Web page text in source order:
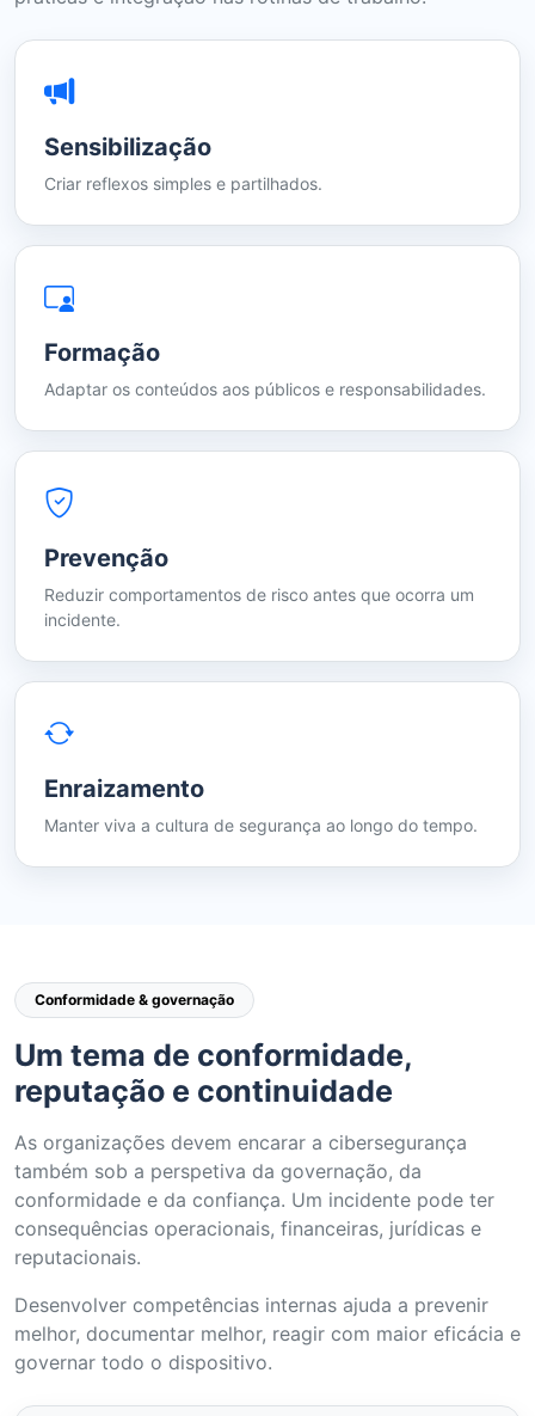
Sensibilização
Criar reflexos simples e partilhados.
Formação
Adaptar os conteúdos aos públicos e responsabilidades.
Prevenção
Reduzir comportamentos de risco antes que ocorra um
incidente.
Enraizamento
Manter viva a cultura de segurança ao longo do tempo.
Conformidade & governação
Um tema de conformidade,
reputação e continuidade
As organizações devem encarar a cibersegurança
também sob a perspetiva da governação, da
conformidade e da confiança. Um incidente pode ter
consequências operacionais, financeiras, jurídicas e
reputacionais.
Desenvolver competências internas ajuda a prevenir
melhor, documentar melhor, reagir com maior eficácia e
governar todo o dispositivo.